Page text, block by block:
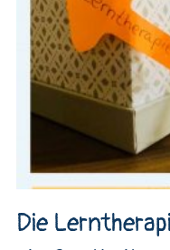
Die